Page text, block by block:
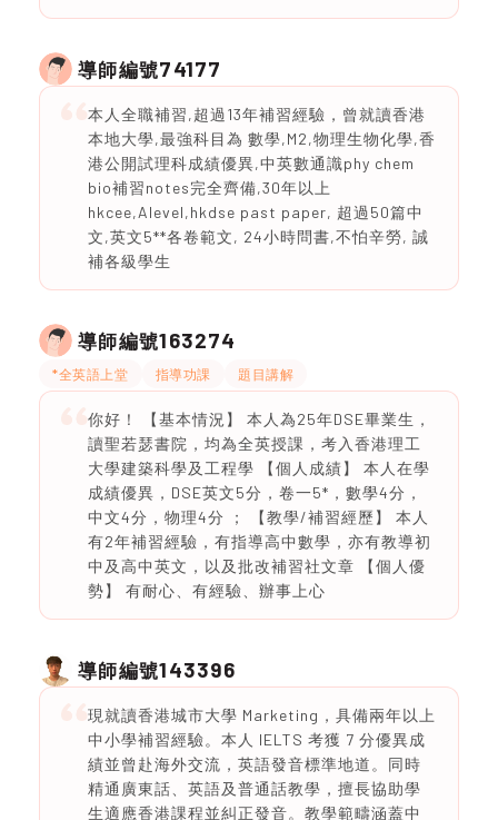
導師編號74177
本人全職補習,超過13年補習經驗，曾就讀香港
本地大學,最強科目為 數學,M2,物理生物化學,香
港公開試理科成績優異,中英數通識phy chem
bio補習notes完全齊備,30年以上
hkcee,Alevel,hkdse past paper, 超過50篇中
文,英文5**各卷範文, 24小時問書,不怕辛勞, 誠
補各級學生
導師編號163274
*全英語上堂 指導功課 題目講解
你好！ 【基本情況】 本人為25年DSE畢業生，
讀聖若瑟書院，均為全英授課，考入香港理工
大學建築科學及工程學 【個人成績】 本人在學
成績優異，DSE英文5分，卷一5*，數學4分，
中文4分，物理4分 ； 【教學/補習經歷】 本人
有2年補習經驗，有指導高中數學，亦有教導初
中及高中英文，以及批改補習社文章 【個人優
勢】 有耐心、有經驗、辦事上心
導師編號143396
現就讀香港城市大學 Marketing，具備兩年以上
中小學補習經驗。本人 IELTS 考獲 7 分優異成
績並曾赴海外交流，英語發音標準地道。同時
精通廣東話、英語及普通話教學，擅長協助學
生適應香港課程並糾正發音。教學範疇涵蓋中